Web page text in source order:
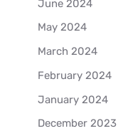
June 2024
May 2024
March 2024
February 2024
January 2024
December 2023